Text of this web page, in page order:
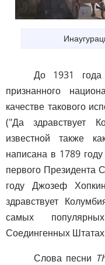
До 1931
признанного
качестве такового
("Да здравствует
известной также
написана в 1789
первого
году Джозеф
здравствует
самых
Соедингенных
Слова песни